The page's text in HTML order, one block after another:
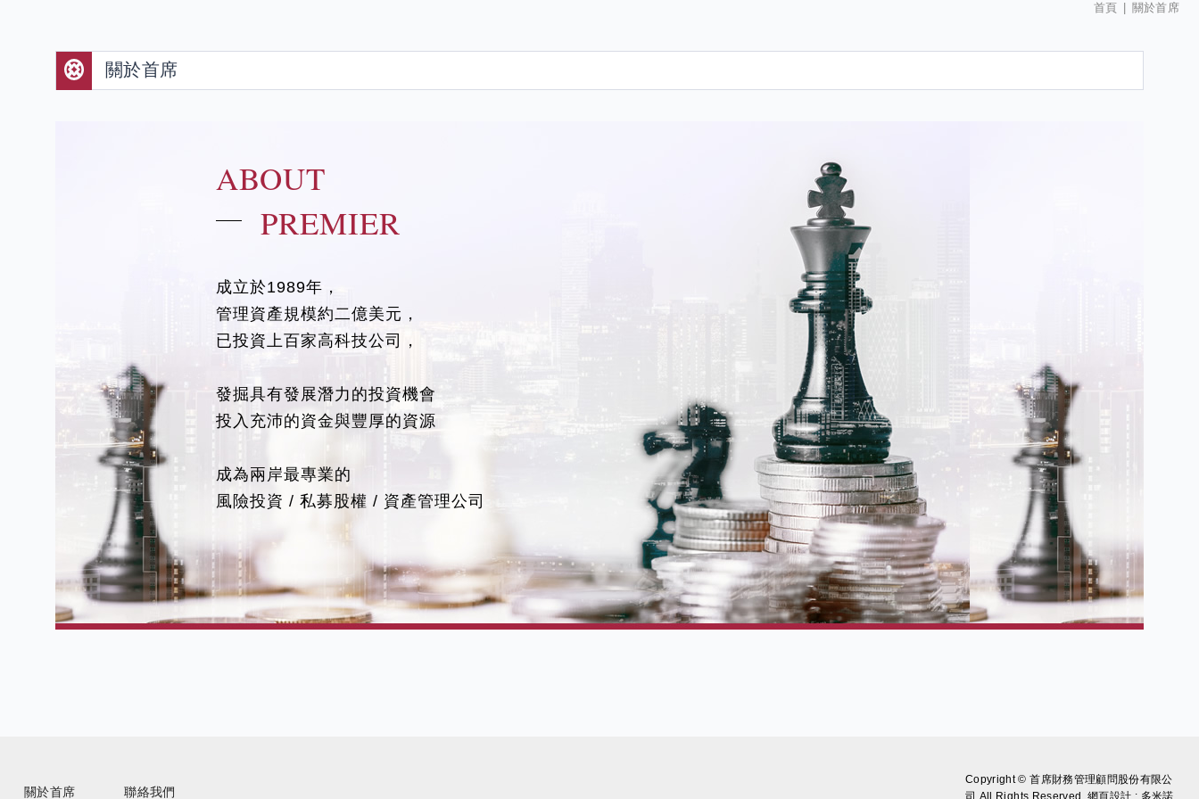
首頁 關於首席
關於首席
ABOUT
PREMIER
成立於1989年，
管理資產規模約二億美元，
已投資上百家高科技公司，
發掘具有發展潛力的投資機會
投入充沛的資金與豐厚的資源
成為兩岸最專業的
風險投資 / 私募股權 / 資產管理公司
關於首席 聯絡我們
Copyright © 首席財務管理顧問股份有限公
司 All Rights Reserved.
網頁設計 : 多米諾